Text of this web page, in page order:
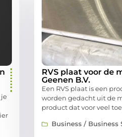
RVS plaat voor de
Geenen B.V.
Een RVS plaat is een
worden gedacht uit de
product dat voor veel
Business / Business